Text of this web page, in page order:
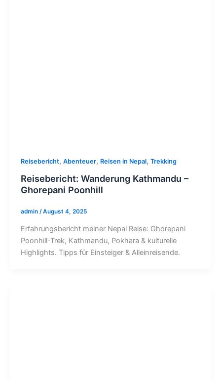
Reisebericht, Abenteuer, Reisen in Nepal, Trekking
Reisebericht: Wanderung Kathmandu –
Ghorepani Poonhill
admin /August 4, 2025
Erfahrungsbericht meiner Nepal Reise: Ghorepani
Poonhill-Trek, Kathmandu, Pokhara & kulturelle
Highlights. Tipps für Einsteiger & Alleinreisende.